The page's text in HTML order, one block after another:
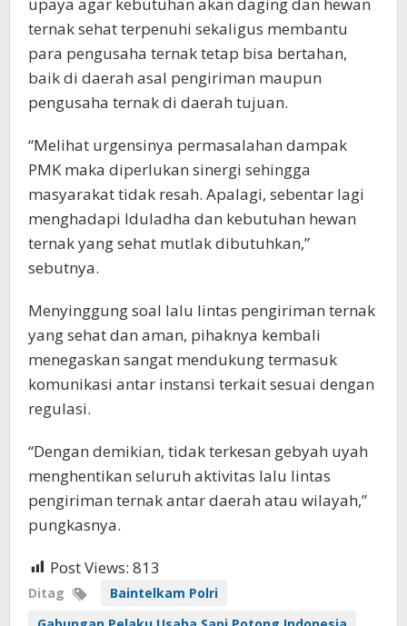
ternak sehat terpenuhi sekaligus membantu
para pengusaha ternak tetap bisa bertahan,
baik di daerah asal pengiriman maupun
pengusaha ternak di daerah tujuan.
“Melihat urgensinya permasalahan dampak
PMK maka diperlukan sinergi sehingga
masyarakat tidak resah. Apalagi, sebentar lagi
menghadapi Iduladha dan kebutuhan hewan
ternak yang sehat mutlak dibutuhkan,”
sebutnya.
Menyinggung soal lalu lintas pengiriman ternak
yang sehat dan aman, pihaknya kembali
menegaskan sangat mendukung termasuk
komunikasi antar instansi terkait sesuai dengan
regulasi.
“Dengan demikian, tidak terkesan gebyah uyah
menghentikan seluruh aktivitas lalu lintas
pengiriman ternak antar daerah atau wilayah,”
pungkasnya.
Post Views: 813
Ditag
Baintelkam Polri